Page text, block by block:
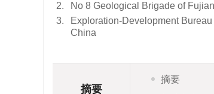
2.
No 8 Geological Brigade of
3.
Exploration-Development
China
摘要
摘要